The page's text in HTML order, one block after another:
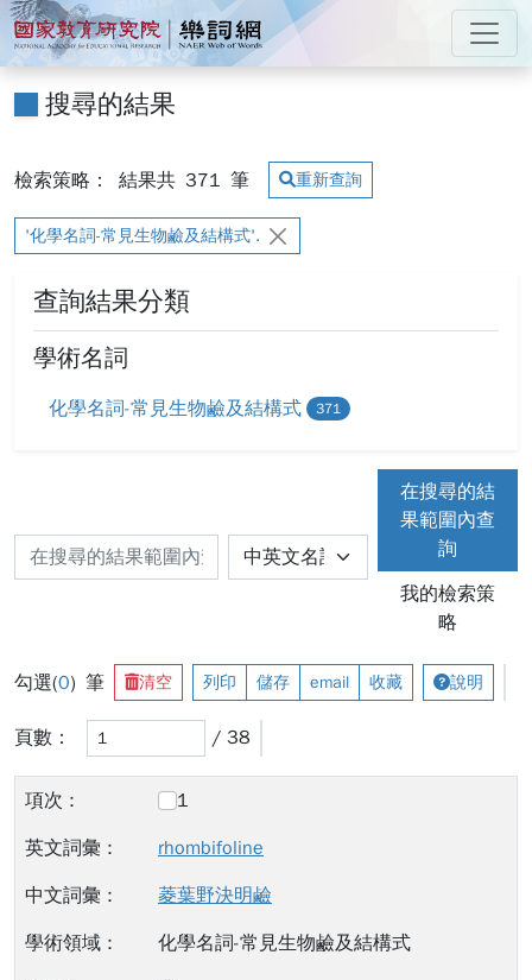
跳到主要內容
:::
國家教育研究院 樂詞網
搜尋的結果
檢索策略： 結果共 371 筆 重新查詢
'化學名詞-常見生物鹼及結構式'.
查詢結果分類
學術名詞
化學名詞-常見生物鹼及結構式 371
在搜尋的結
果範圍內查
詢
我的檢索策
略
勾選(0) 筆 清空 列印 儲存 email 收藏 說明
頁數： / 38
1
rhombifoline
菱葉野決明鹼
化學名詞-常見生物鹼及結構式